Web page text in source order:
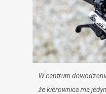
W centrum
że kierownica ma